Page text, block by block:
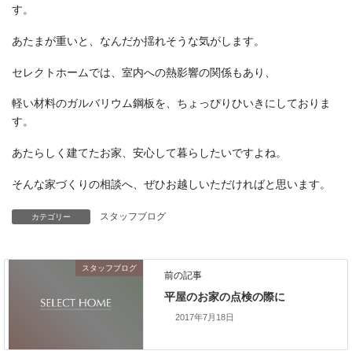
す。
あたまが重いと、なんだか揺れそうな気がします。
セレクトホームでは、室内への熱影響の関係もあり、
軽い材料のガルバリウム鋼板を、ちょっぴりひいきにしておりま
す。
あたらしく建てたお家、安心して暮らしたいですよね。
そんな家づくりの相談へ、ぜひお越しいただければと思います。
カテゴリー スタッフブログ
スタッフブログ
前の記事
平屋のお家の点検の際に
2017年7月18日